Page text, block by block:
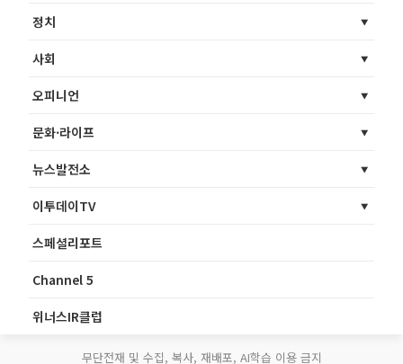
정치
사회
오피니언
문화·라이프
뉴스발전소
이투데이TV
스페셜리포트
Channel 5
위너스IR클럽
무단전재 및 수집, 복사, 재배포, AI학습 이용 금지